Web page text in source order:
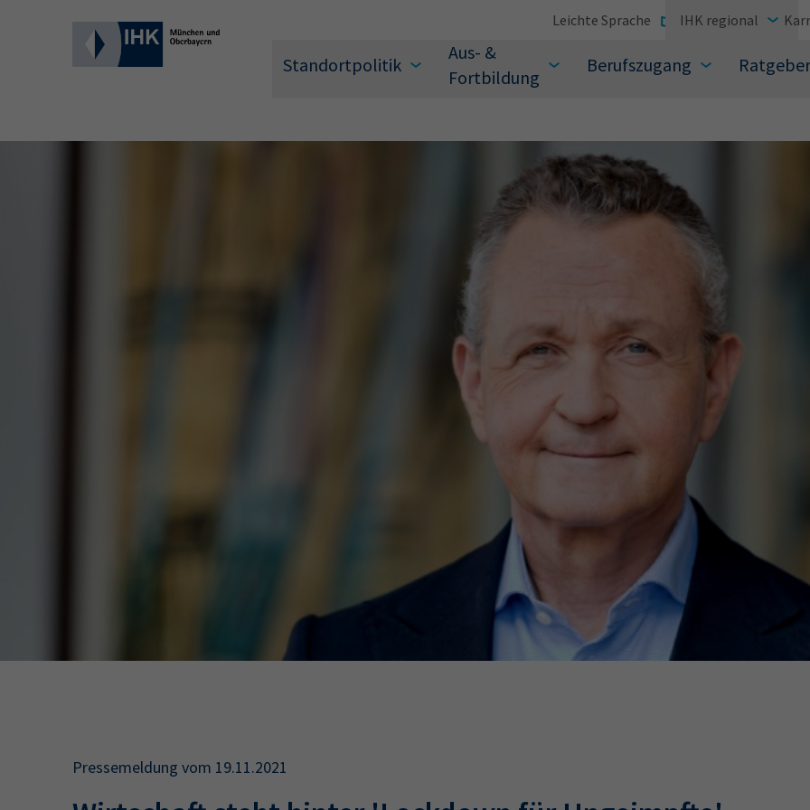
Standortpolitik
Aus- &
Fortbildung
Berufszugang Ratgeber
Leichte Sprache IHK regional
Wonach suchen Sie?
Hier können Sie auch aus den meistgesuchten Begriffen
Fachwirt 34d
Sachkundeprüfung
Pressemeldung vom 19.11.2021